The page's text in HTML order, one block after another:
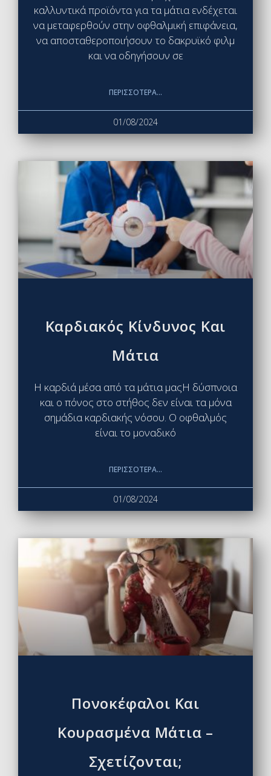
καλλυντικά προϊόντα για τα μάτια ενδέχεται
να μεταφερθούν στην οφθαλμική επιφάνεια,
να αποσταθεροποιήσουν το δακρυϊκό φιλμ
και να οδηγήσουν σε
ΠΕΡΙΣΣΌΤΕΡΑ...
01/08/2024
Καρδιακός Κίνδυνος Και
Μάτια
Η καρδιά μέσα από τα μάτια μαςΗ δύσπνοια
και ο πόνος στο στήθος δεν είναι τα μόνα
σημάδια καρδιακής νόσου. Ο οφθαλμός
είναι το μοναδικό
ΠΕΡΙΣΣΌΤΕΡΑ...
01/08/2024
Πονοκέφαλοι Και
Κουρασμένα Μάτια –
Σχετίζονται;